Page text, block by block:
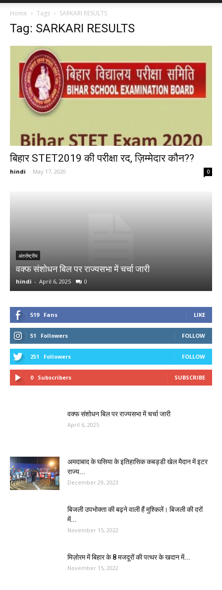
Home Tags SARKARI RESULTS
Tag: SARKARI RESULTS
बिहार STET2019 की परीक्षा रद, ज़िम्मेदार कौन??
hindi - May 17, 2020 0
अंतर्राष्ट्रीय
वक्फ संशोधन बिल पर राज्यसभा में चर्चा जारी
hindi - April 6, 2025 0
519 Fans LIKE
51 Followers FOLLOW
251 Followers FOLLOW
0 Subscribers SUBSCRIBE
वक्फ संशोधन बिल पर राज्यसभा में चर्चा जारी
April 6, 2025
अमदाबाद के घसिया के इतिहासिक कबड्डी खेल मैदान में इटर
राज्य...
December 29, 2023
बिजली उपभोक्ता की बढ़ने वाली हैं मुश्किलें। बिजली की दरों
में...
November 15, 2022
मिज़ोरम में बिहार के 8 मजदूरों की पत्थर के खदान में...
November 15, 2022